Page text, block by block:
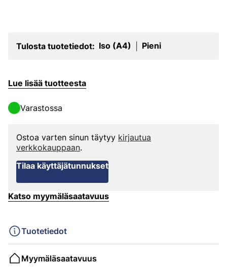
Tulosta tuotetiedot: Iso (A4) Pieni
Lue lisää tuotteesta
Varastossa
Ostoa varten sinun täytyy kirjautua
verkkokauppaan.
Tilaa käyttäjätunnukset
Katso myymäläsaatavuus
Tuotetiedot
Myymäläsaatavuus